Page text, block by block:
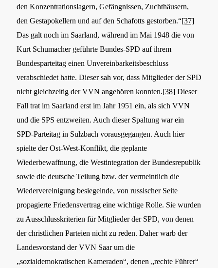
den Konzentrationslagern, Gefängnissen, Zuchthäusern,
den Gestapokellern und auf den Schafotts gestorben.“[37]
Das galt noch im Saarland, während im Mai 1948 die von
Kurt Schumacher geführte Bundes-SPD auf ihrem
Bundesparteitag einen Unvereinbarkeitsbeschluss
verabschiedet hatte. Dieser sah vor, dass Mitglieder der SPD
nicht gleichzeitig der VVN angehören konnten.[38] Dieser
Fall trat im Saarland erst im Jahr 1951 ein, als sich VVN
und die SPS entzweiten. Auch dieser Spaltung war ein
SPD-Parteitag in Sulzbach vorausgegangen. Auch hier
spielte der Ost-West-Konflikt, die geplante
Wiederbewaffnung, die Westintegration der Bundesrepublik
sowie die deutsche Teilung bzw. der vermeintlich die
Wiedervereinigung besiegelnde, von russischer Seite
propagierte Friedensvertrag eine wichtige Rolle. Sie wurden
zu Ausschlusskriterien für Mitglieder der SPD, von denen
der christlichen Parteien nicht zu reden. Daher warb der
Landesvorstand der VVN Saar um die
„sozialdemokratischen Kameraden“, denen „rechte Führer“